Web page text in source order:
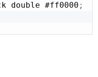
double #ff0000 ;